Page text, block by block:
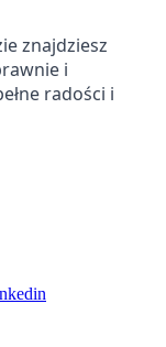
znajdziesz
i
radości i